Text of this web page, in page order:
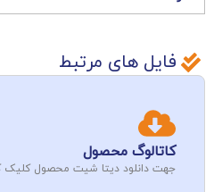
فایل های مرتبط
کاتالوگ محصول
جهت دانلود دیتا شیت محصول کلیک